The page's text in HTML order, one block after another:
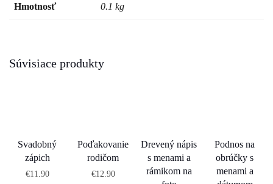
Hmotnosť 0.1 kg
Súvisiace produkty
Svadobný
zápich
€11.90
Poďakovanie
rodičom
€12.90
Drevený nápis
s menami a
rámikom na
Podnos na
obrúčky s
menami a